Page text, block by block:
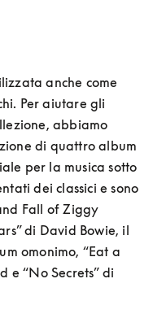
anche come
Per aiutare gli
abbiamo
di quattro album
per la musica sotto
dei classici e sono
Fall of Ziggy
di David Bowie, il
omonimo, “Eat a
e “No Secrets” di